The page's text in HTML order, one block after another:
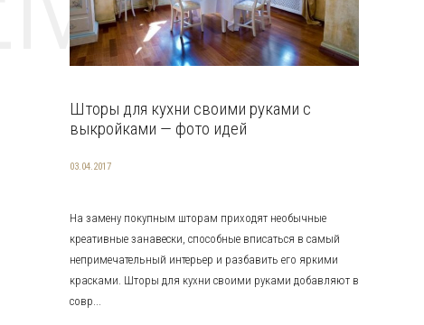
Шторы для кухни своими руками с
выкройками — фото идей
03.04.2017
На замену покупным шторам приходят необычные
креативные занавески, способные вписаться в самый
непримечательный интерьер и разбавить его яркими
красками. Шторы для кухни своими руками добавляют в
совр...